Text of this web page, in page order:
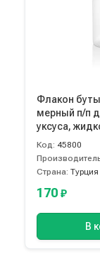
Флакон
мерный п/п для масла,
уксуса,
Код: 45800
Страна: Турция
170 ₽
В